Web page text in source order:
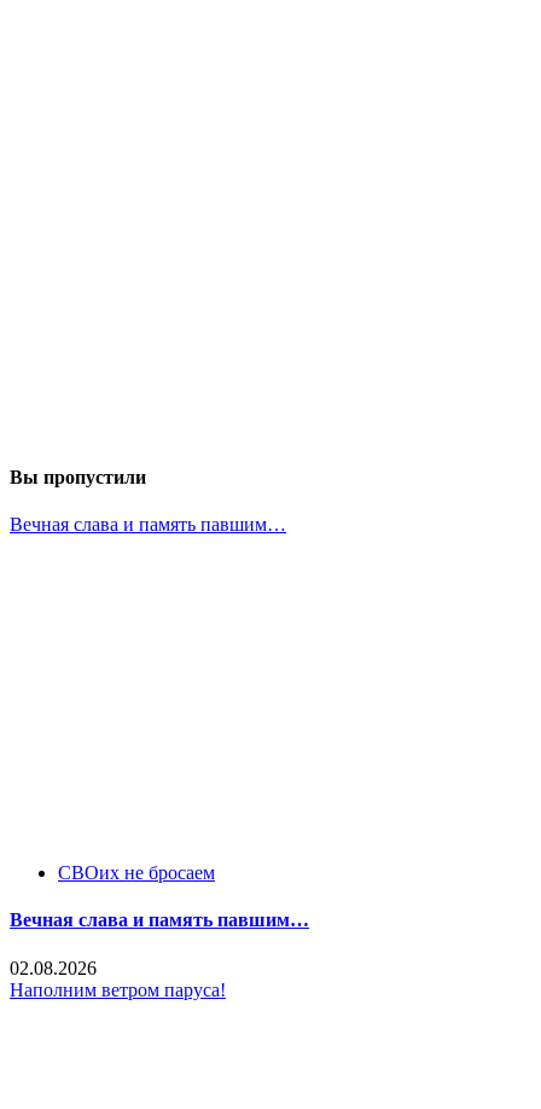
Вы пропустили
Вечная слава и память павшим…
СВОих не бросаем
Вечная слава и память павшим…
02.08.2026
Наполним ветром паруса!